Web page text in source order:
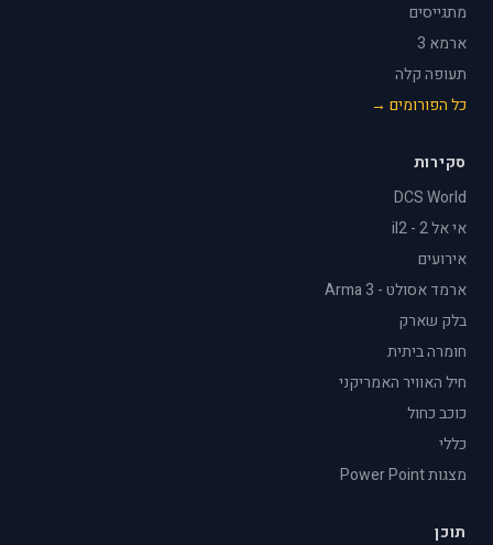
מתגייסים
ארמא 3
תעופה קלה
כל הפורומים →
סקירות
DCS World
אי אל 2 - il2
אירועים
ארמד אסולט - Arma 3
בלק שארק
חומרה ביתית
חיל האוויר האמריקני
כוכב כחול
כללי
מצגות Power Point
תוכן